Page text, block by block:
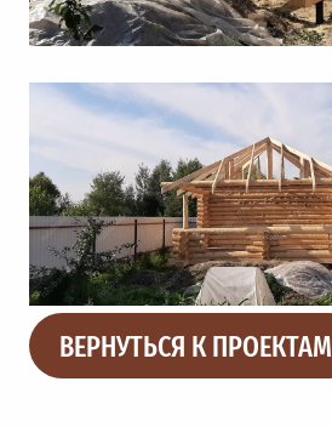
ВЕРНУТЬСЯ К ПРОЕКТАМ